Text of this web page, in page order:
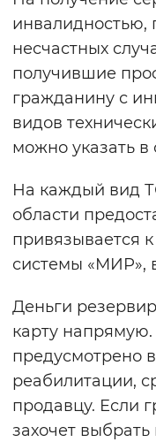
инвалидностью,
несчастных
получившие
гражданину с
видов
можно указать
На каждый вид
области
привязывается
системы
Деньги
карту
предусмотрено
реабилитации,
продавцу. Если
захочет